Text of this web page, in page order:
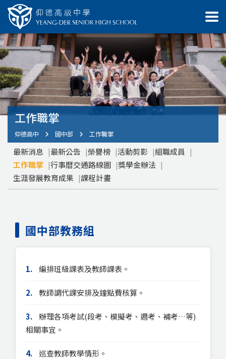
工作職掌
仰德高中 國中部 工作職掌
最新消息 最新公告 榮譽榜 活動剪影
組職成員
工作職掌
行事曆交通路線圖
獎學金辦法
生涯發展教育成果
課程計畫
國中部教務組
1. 編排班級課表及教師課表。
2. 教師調代課安排及鐘點費核算。
3.
辦理各項考試(段考、模擬考、週考、補考…等)
相關事宜。
4. 巡查教師教學情形。